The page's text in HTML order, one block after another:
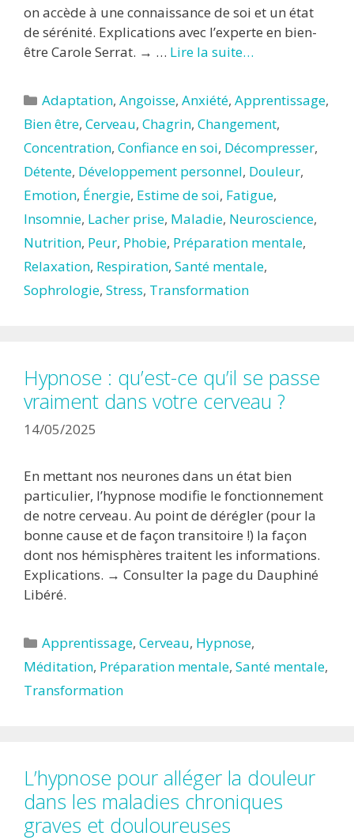
on accède à une connaissance de soi et un état
de sérénité. Explications avec l’experte en bien-
être Carole Serrat. → … Lire la suite…
Catégories
Adaptation,Angoisse,Anxiété,Apprentissage,
Bien être, Cerveau, Chagrin, Changement,
Concentration, Confiance en soi, Décompresser,
Détente, Développement personnel, Douleur,
Emotion, Énergie, Estime de soi, Fatigue,
Insomnie, Lacher prise, Maladie, Neuroscience,
Nutrition, Peur, Phobie, Préparation mentale,
Relaxation, Respiration, Santé mentale,
Sophrologie, Stress, Transformation
Hypnose : qu’est-ce qu’il se passe
vraiment dans votre cerveau ?
14/05/2025
En mettant nos neurones dans un état bien
particulier, l’hypnose modifie le fonctionnement
de notre cerveau. Au point de dérégler (pour la
bonne cause et de façon transitoire !) la façon
dont nos hémisphères traitent les informations.
Explications. → Consulter la page du Dauphiné
Libéré.
Catégories
Apprentissage,Cerveau, Hypnose,
Méditation, Préparation mentale, Santé mentale,
Transformation
L’hypnose pour alléger la douleur
dans les maladies chroniques
graves et douloureuses